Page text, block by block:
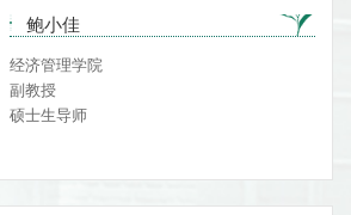
鲍小佳
经济管理学院
副教授
硕士生导师